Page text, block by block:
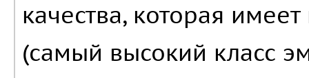
качества, которая
(самый высокий класс